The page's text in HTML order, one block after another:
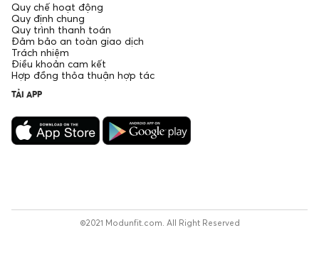
Quy chế hoạt động
Quy định chung
Quy trình thanh toán
Đảm bảo an toàn giao dịch
Trách nhiệm
Điều khoản cam kết
Hợp đồng thỏa thuận hợp tác
TẢI APP
©2021 Modunfit.com. All Right Reserved